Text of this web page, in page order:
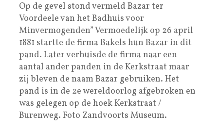
Op de gevel stond vermeld Bazar ter
Voordeele van het Badhuis voor
Minvermogenden” Vermoedelijk op 26 april
1881 startte de firma Bakels hun Bazar in dit
pand. Later verhuisde de firma naar een
aantal ander panden in de Kerkstraat maar
zij bleven de naam Bazar gebruiken. Het
pand is in de 2e wereldoorlog afgebroken en
was gelegen op de hoek Kerkstraat /
Burenweg. Foto Zandvoorts Museum.